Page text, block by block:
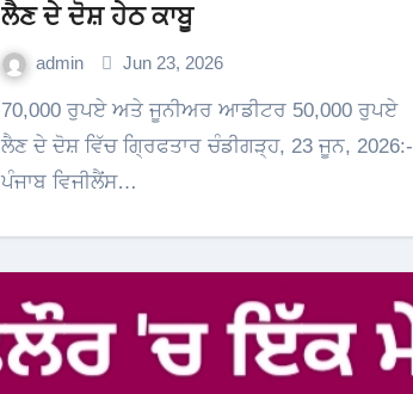
ਲੈਣ ਦੇ ਦੋਸ਼ ਹੇਠ ਕਾਬੂ
admin Jun 23, 2026
70,000 ਰੁਪਏ ਅਤੇ ਜੂਨੀਅਰ ਆਡੀਟਰ 50,000 ਰੁਪਏ
ਲੈਣ ਦੇ ਦੋਸ਼ ਵਿੱਚ ਗ੍ਰਿਫਤਾਰ ਚੰਡੀਗੜ੍ਹ, 23 ਜੂਨ, 2026:-
ਪੰਜਾਬ ਵਿਜੀਲੈਂਸ…